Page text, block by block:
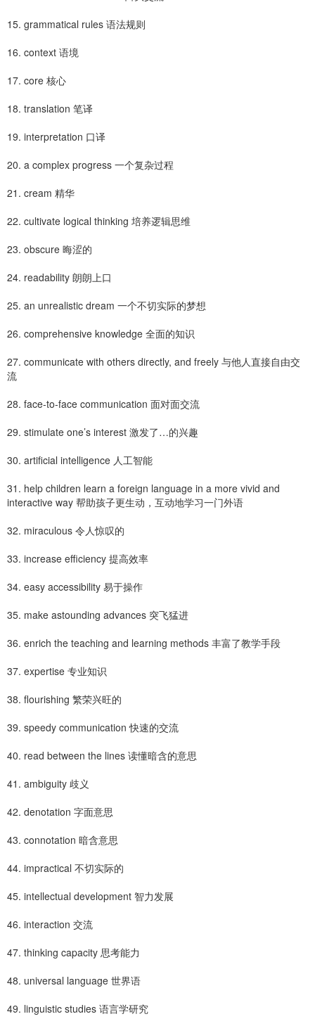
15. grammatical rules 语法规则
16. context 语境
17. core 核心
18. translation 笔译
19. interpretation 口译
20. a complex progress 一个复杂过程
21. cream 精华
22. cultivate logical thinking 培养逻辑思维
23. obscure 晦涩的
24. readability 朗朗上口
25. an unrealistic dream 一个不切实际的梦想
26. comprehensive knowledge 全面的知识
27. communicate with others directly, and freely 与他人直接自由交
流
28. face‐to‐face communication 面对面交流
29. stimulate one’s interest 激发了…的兴趣
30. artificial intelligence 人工智能
31. help children learn a foreign language in a more vivid and
interactive way 帮助孩子更生动，互动地学习一门外语
32. miraculous 令人惊叹的
33. increase efficiency 提高效率
34. easy accessibility 易于操作
35. make astounding advances 突飞猛进
36. enrich the teaching and learning methods 丰富了教学手段
37. expertise 专业知识
38. flourishing 繁荣兴旺的
39. speedy communication 快速的交流
40. read between the lines 读懂暗含的意思
41. ambiguity 歧义
42. denotation 字面意思
43. connotation 暗含意思
44. impractical 不切实际的
45. intellectual development 智力发展
46. interaction 交流
47. thinking capacity 思考能力
48. universal language 世界语
49. linguistic studies 语言学研究